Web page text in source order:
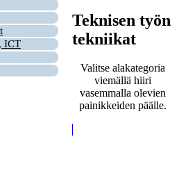
ICT
Teknisen työn
tekniikat
Valitse alakategoria
viemällä hiiri
vasemmalla olevien
painikkeiden päälle.